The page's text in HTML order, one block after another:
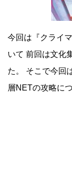
今回は『クライ
いて 前回は文化
た。 そこで今回
層NETの攻略に